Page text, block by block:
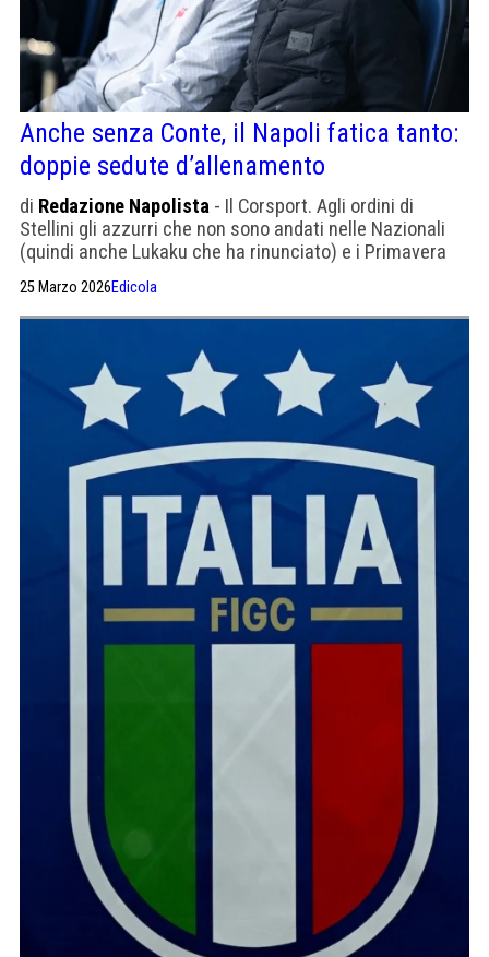
Anche senza Conte, il Napoli fatica tanto:
doppie sedute d’allenamento
di Redazione Napolista - Il Corsport. Agli ordini di
Stellini gli azzurri che non sono andati nelle Nazionali
(quindi anche Lukaku che ha rinunciato) e i Primavera
25 Marzo 2026Edicola